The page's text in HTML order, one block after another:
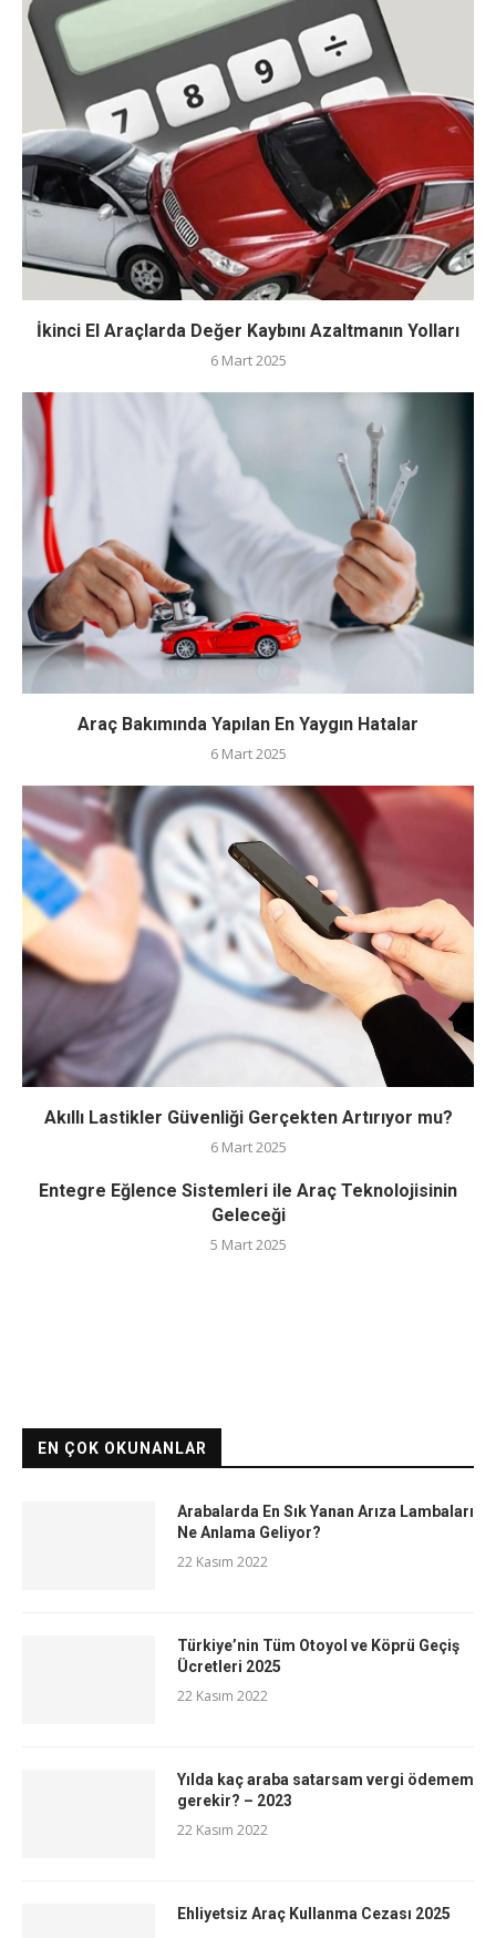
İkinci El Araçlarda Değer Kaybını Azaltmanın Yolları
6 Mart 2025
Araç Bakımında Yapılan En Yaygın Hatalar
6 Mart 2025
Akıllı Lastikler Güvenliği Gerçekten Artırıyor mu?
6 Mart 2025
Entegre Eğlence Sistemleri ile Araç Teknolojisinin
Geleceği
5 Mart 2025
EN ÇOK OKUNANLAR
Arabalarda En Sık Yanan Arıza Lambaları
Ne Anlama Geliyor?
22 Kasım 2022
Türkiye’nin Tüm Otoyol ve Köprü Geçiş
Ücretleri 2025
22 Kasım 2022
Yılda kaç araba satarsam vergi ödemem
gerekir? – 2023
22 Kasım 2022
Ehliyetsiz Araç Kullanma Cezası 2025